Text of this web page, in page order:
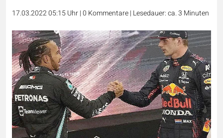
17.03.2022 05:15 Uhr|0 Kommentare| Lesedauer: ca. 3 Minuten